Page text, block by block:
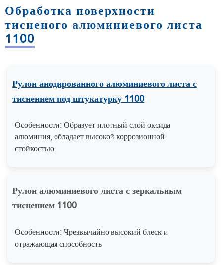
Обработка поверхности
тисненого алюминиевого листа
1100
Рулон анодированного алюминиевого листа с
тиснением под штукатурку 1100
Особенности: Образует плотный слой оксида
алюминия, обладает высокой коррозионной
стойкостью.
Рулон алюминиевого листа с зеркальным
тиснением 1100
Особенности: Чрезвычайно высокий блеск и
отражающая способность